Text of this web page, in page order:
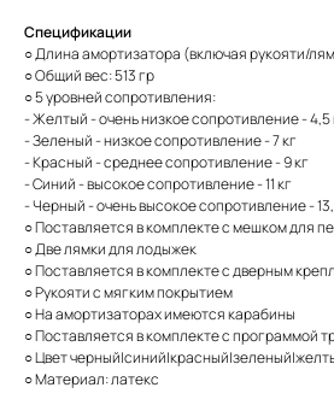
Спецификации
○ Длина амортизатора (включая рукояти/
○ Общий вес: 513 гр
○ 5 уровней сопротивления:
- Желтый - очень низкое сопротивление - 4,5
- Зеленый - низкое сопротивление - 7 кг
- Красный - среднее сопротивление - 9 кг
- Синий - высокое сопротивление - 11 кг
- Черный - очень высокое сопротивление -
○ Поставляется в комплекте с мешком для
○ Две лямки для лодыжек
○ Поставляется в комплекте с дверным
○ Рукояти с мягким покрытием
○ На амортизаторах имеются карабины
○ Поставляется в комплекте с программой
○ Цвет
○ Материал: латекс